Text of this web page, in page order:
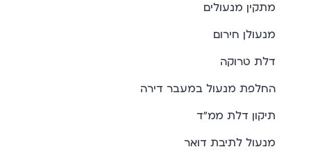
מתקין מנעולים
מנעולן חירום
דלת טרוקה
החלפת מנעול במעבר דירה
תיקון דלת ממ"ד
מנעול לתיבת דואר